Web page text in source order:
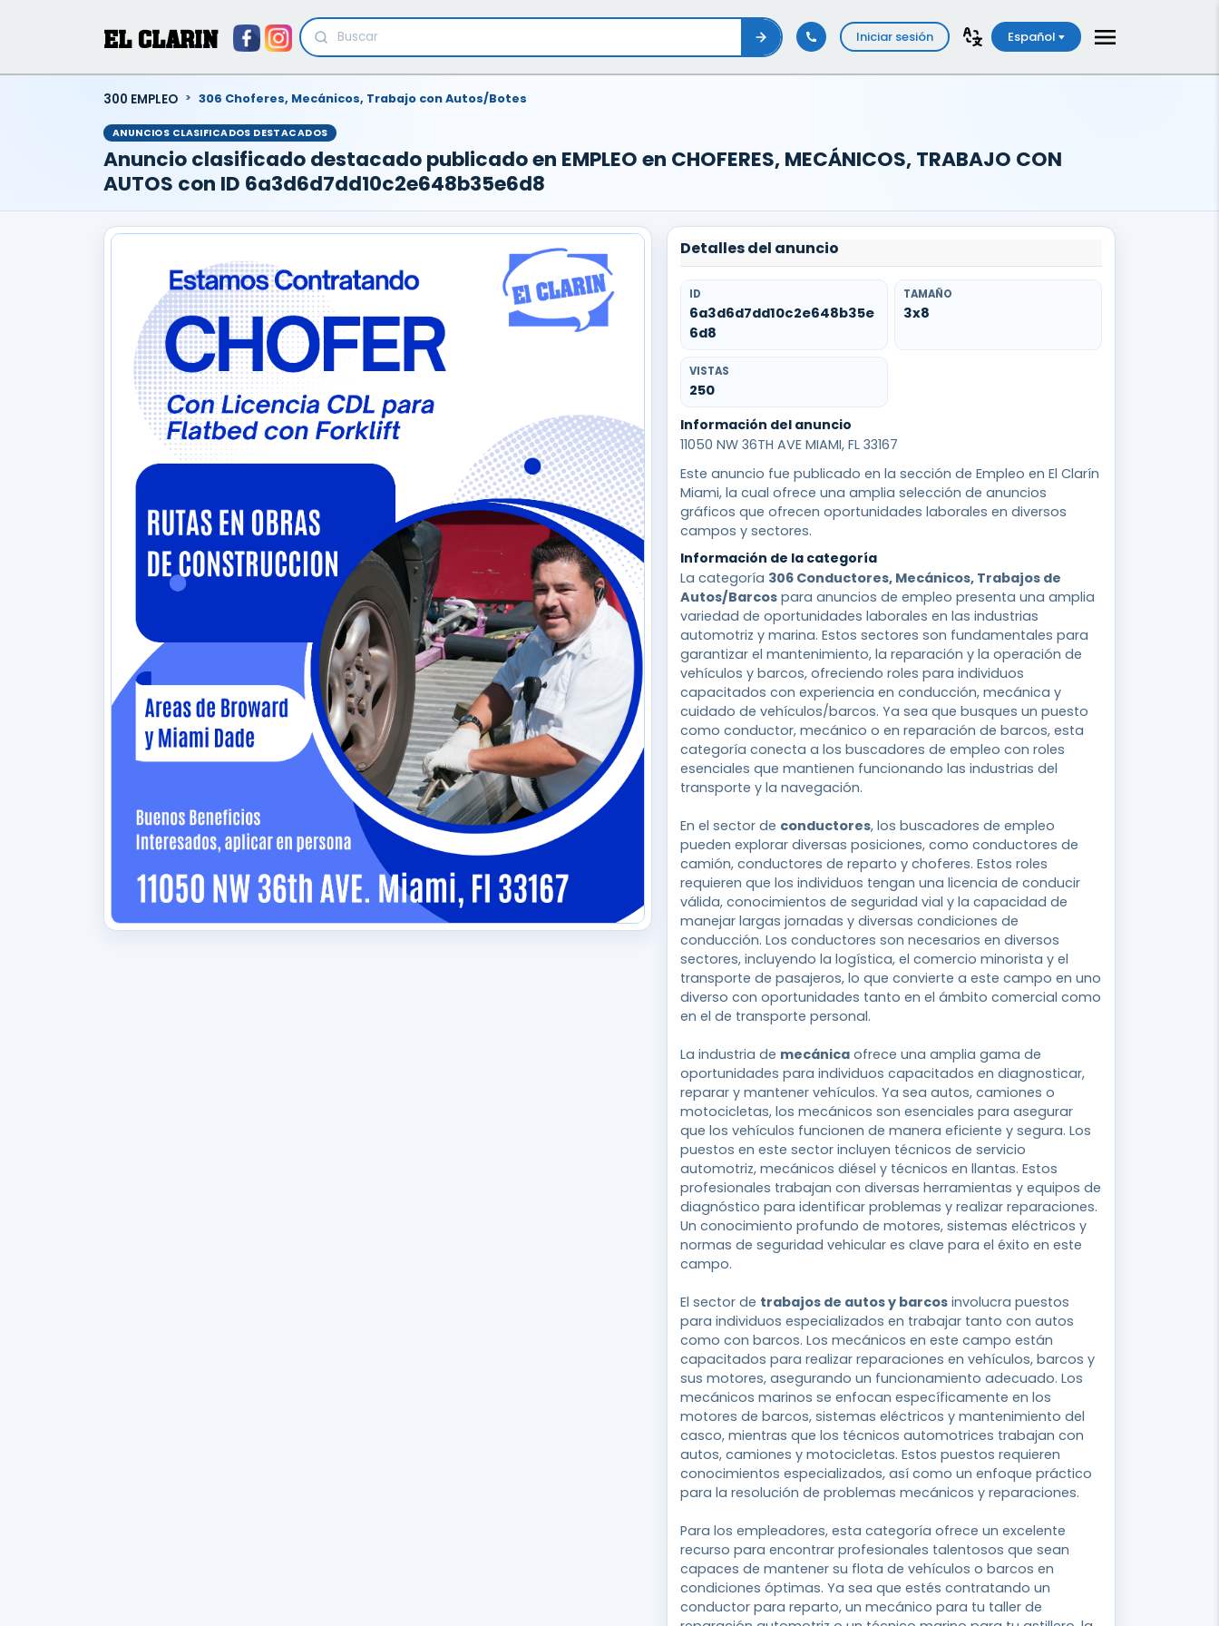
EL CLARIN Iniciar sesión Español
300 EMPLEO 306 Choferes, Mecánicos, Trabajo con Autos/Botes
ANUNCIOS CLASIFICADOS DESTACADOS
Anuncio clasificado destacado publicado en EMPLEO en CHOFERES, MECÁNICOS, TRABAJO CON
AUTOS con ID 6a3d6d7dd10c2e648b35e6d8
Detalles del anuncio
ID
6a3d6d7dd10c2e648b35e
6d8
TAMAÑO
3x8
VISTAS
250
Información del anuncio
11050 NW 36TH AVE MIAMI, FL 33167
Este anuncio fue publicado en la sección de Empleo en El Clarín
Miami, la cual ofrece una amplia selección de anuncios
gráficos que ofrecen oportunidades laborales en diversos
campos y sectores.
Información de la categoría
La categoría 306 Conductores, Mecánicos, Trabajos de
Autos/Barcos para anuncios de empleo presenta una amplia
variedad de oportunidades laborales en las industrias
automotriz y marina. Estos sectores son fundamentales para
garantizar el mantenimiento, la reparación y la operación de
vehículos y barcos, ofreciendo roles para individuos
capacitados con experiencia en conducción, mecánica y
cuidado de vehículos/barcos. Ya sea que busques un puesto
como conductor, mecánico o en reparación de barcos, esta
categoría conecta a los buscadores de empleo con roles
esenciales que mantienen funcionando las industrias del
transporte y la navegación.
En el sector de conductores, los buscadores de empleo
pueden explorar diversas posiciones, como conductores de
camión, conductores de reparto y choferes. Estos roles
requieren que los individuos tengan una licencia de conducir
válida, conocimientos de seguridad vial y la capacidad de
manejar largas jornadas y diversas condiciones de
conducción. Los conductores son necesarios en diversos
sectores, incluyendo la logística, el comercio minorista y el
transporte de pasajeros, lo que convierte a este campo en uno
diverso con oportunidades tanto en el ámbito comercial como
en el de transporte personal.
La industria de mecánica ofrece una amplia gama de
oportunidades para individuos capacitados en diagnosticar,
reparar y mantener vehículos. Ya sea autos, camiones o
motocicletas, los mecánicos son esenciales para asegurar
que los vehículos funcionen de manera eficiente y segura. Los
puestos en este sector incluyen técnicos de servicio
automotriz, mecánicos diésel y técnicos en llantas. Estos
profesionales trabajan con diversas herramientas y equipos de
diagnóstico para identificar problemas y realizar reparaciones.
Un conocimiento profundo de motores, sistemas eléctricos y
normas de seguridad vehicular es clave para el éxito en este
campo.
El sector de trabajos de autos y barcos involucra puestos
para individuos especializados en trabajar tanto con autos
como con barcos. Los mecánicos en este campo están
capacitados para realizar reparaciones en vehículos, barcos y
sus motores, asegurando un funcionamiento adecuado. Los
mecánicos marinos se enfocan específicamente en los
motores de barcos, sistemas eléctricos y mantenimiento del
casco, mientras que los técnicos automotrices trabajan con
autos, camiones y motocicletas. Estos puestos requieren
conocimientos especializados, así como un enfoque práctico
para la resolución de problemas mecánicos y reparaciones.
Para los empleadores, esta categoría ofrece un excelente
recurso para encontrar profesionales talentosos que sean
capaces de mantener su flota de vehículos o barcos en
condiciones óptimas. Ya sea que estés contratando un
conductor para reparto, un mecánico para tu taller de